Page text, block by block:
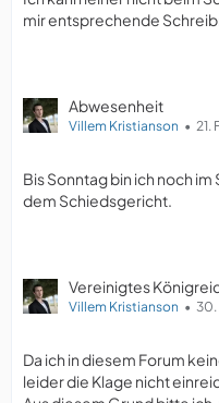
mir entsprechende
Abwesenheit
Villem Kristianson 21.
Bis Sonntag bin ich noch
dem Schiedsgericht.
Vereinigtes
Villem Kristianson 30.
Da ich in diesem Forum
leider die Klage nicht